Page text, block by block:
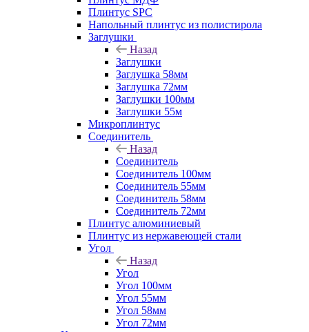
Плинтус SPC
Напольный плинтус из полистирола
Заглушки
Назад
Заглушки
Заглушка 58мм
Заглушка 72мм
Заглушки 100мм
Заглушки 55м
Микроплинтус
Соединитель
Назад
Соединитель
Соединитель 100мм
Соединитель 55мм
Соединитель 58мм
Соединитель 72мм
Плинтус алюминиевый
Плинтус из нержавеющей стали
Угол
Назад
Угол
Угол 100мм
Угол 55мм
Угол 58мм
Угол 72мм